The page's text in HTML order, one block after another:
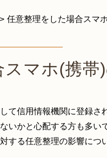
> 任意整理をした場合スマ
マホ(携
て信用情報機関に登録
いかと心配する方も多い
する任意整理の影響につ